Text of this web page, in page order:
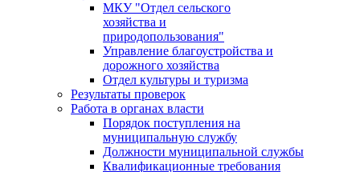
МКУ "Отдел сельского
хозяйства и
природопользования"
Управление благоустройства и
дорожного хозяйства
Отдел культуры и туризма
Результаты проверок
Работа в органах власти
Порядок поступления на
муниципальную службу
Должности муниципальной службы
Квалификационные требования